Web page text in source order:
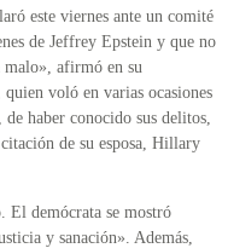
este viernes ante un comité
de Jeffrey Epstein y que no
malo», afirmó en su
voló en varias ocasiones
haber conocido sus delitos,
de su esposa, Hillary
El demócrata se mostró
y sanación». Además,